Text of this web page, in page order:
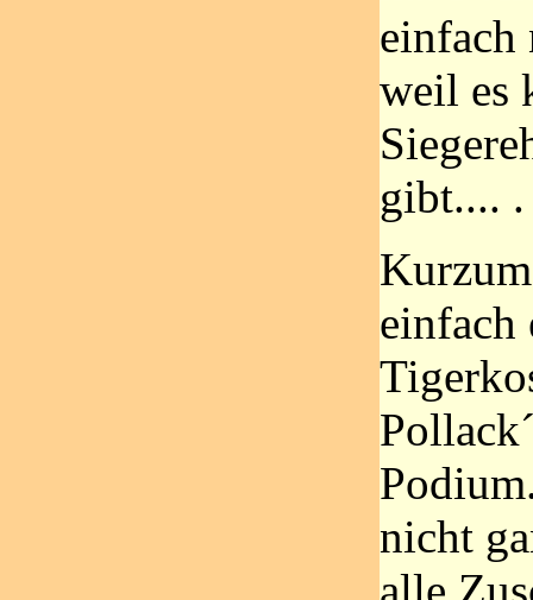
einfach
weil es
gibt.... .
einfach
nicht
alle